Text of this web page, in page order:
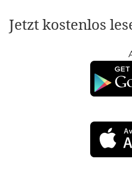
Jetzt kostenlos